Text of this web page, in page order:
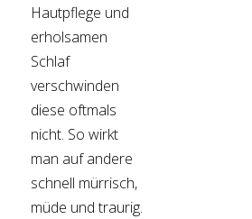
Hautpflege und
erholsamen
Schlaf
verschwinden
diese oftmals
nicht. So wirkt
man auf andere
schnell mürrisch,
müde und traurig.